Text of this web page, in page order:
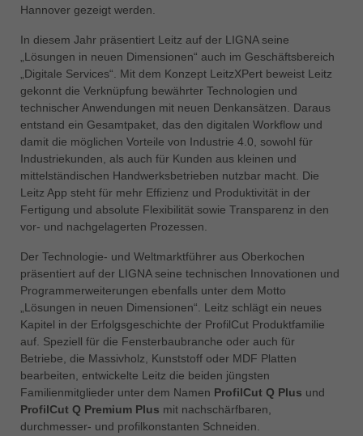
Việt Nam
中国
中文
ประเทศไทย
ไทย
Україна
yкраїнська
Hannover gezeigt werden.
In diesem Jahr präsentiert Leitz auf der LIGNA seine
„Lösungen in neuen Dimensionen“ auch im Geschäftsbereich
„Digitale Services“. Mit dem Konzept LeitzXPert beweist Leitz
gekonnt die Verknüpfung bewährter Technologien und
technischer Anwendungen mit neuen Denkansätzen. Daraus
entstand ein Gesamtpaket, das den digitalen Workflow und
damit die möglichen Vorteile von Industrie 4.0, sowohl für
Industriekunden, als auch für Kunden aus kleinen und
mittelständischen Handwerksbetrieben nutzbar macht. Die
Leitz App steht für mehr Effizienz und Produktivität in der
Fertigung und absolute Flexibilität sowie Transparenz in den
vor- und nachgelagerten Prozessen.
Der Technologie- und Weltmarktführer aus Oberkochen
präsentiert auf der LIGNA seine technischen Innovationen und
Programmerweiterungen ebenfalls unter dem Motto
„Lösungen in neuen Dimensionen“. Leitz schlägt ein neues
Kapitel in der Erfolgsgeschichte der ProfilCut Produktfamilie
auf. Speziell für die Fensterbaubranche oder auch für
Betriebe, die Massivholz, Kunststoff oder MDF Platten
bearbeiten, entwickelte Leitz die beiden jüngsten
Familienmitglieder unter dem Namen ProfilCut Q Plus und
ProfilCut Q Premium Plus mit nachschärfbaren,
durchmesser- und profilkonstanten Schneiden.